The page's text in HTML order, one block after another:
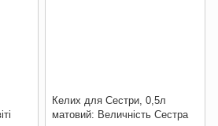
Келих для Сестри, 0,5л
матовий: Величність Сестра